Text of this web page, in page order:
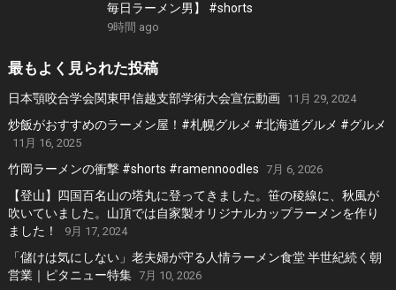
毎日ラーメン男】 #shorts
9時間 ago
最もよく見られた投稿
日本顎咬合学会関東甲信越支部学術大会宣伝動画 11月 29, 2024
炒飯がおすすめのラーメン屋！#札幌グルメ #北海道グルメ #グルメ
11月 16, 2025
竹岡ラーメンの衝撃 #shorts #ramennoodles 7月 6, 2026
【登山】四国百名山の塔丸に登ってきました。笹の稜線に、秋風が
吹いていました。山頂では自家製オリジナルカップラーメンを作り
ました！
9月 17, 2024
「儲けは気にしない」老夫婦が守る人情ラーメン食堂 半世紀続く朝
営業｜ピタニュー特集 7月 10, 2026